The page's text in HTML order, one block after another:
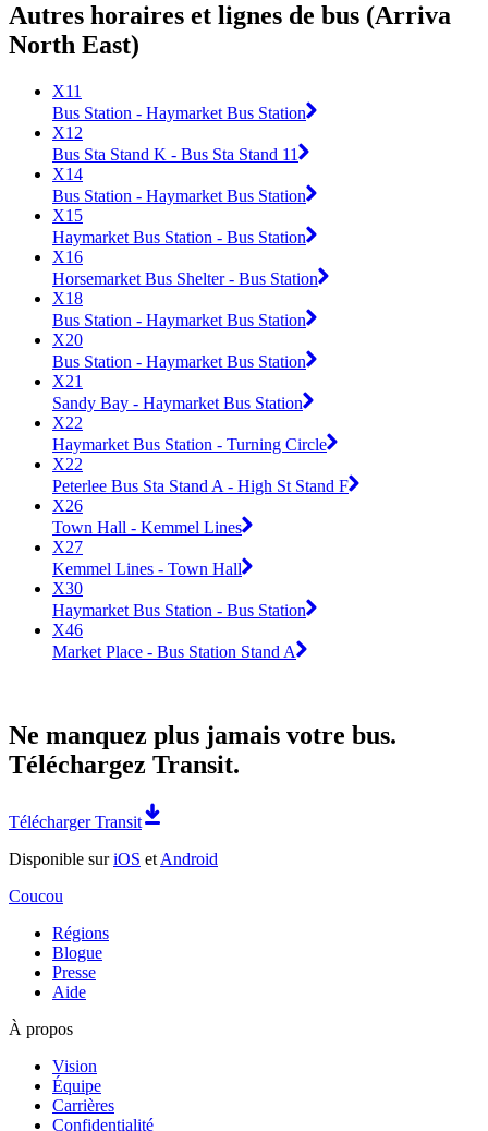
Autres horaires et lignes de bus (Arriva
North East)
X11
Bus Station - Haymarket Bus Station
X12
Bus Sta Stand K - Bus Sta Stand 11
X14
Bus Station - Haymarket Bus Station
X15
Haymarket Bus Station - Bus Station
X16
Horsemarket Bus Shelter - Bus Station
X18
Bus Station - Haymarket Bus Station
X20
Bus Station - Haymarket Bus Station
X21
Sandy Bay - Haymarket Bus Station
X22
Haymarket Bus Station - Turning Circle
X22
Peterlee Bus Sta Stand A - High St Stand F
X26
Town Hall - Kemmel Lines
X27
Kemmel Lines - Town Hall
X30
Haymarket Bus Station - Bus Station
X46
Market Place - Bus Station Stand A
Ne manquez plus jamais votre bus.
Téléchargez Transit.
Télécharger Transit
Disponible suriOS et Android
Coucou
Régions
Blogue
Presse
Aide
À propos
Vision
Équipe
Carrières
Confidentialité